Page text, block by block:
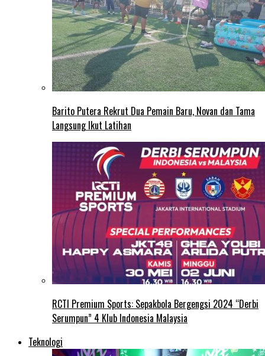
Barito Putera Rekrut Dua Pemain Baru, Novan dan Tama
Langsung Ikut Latihan
RCTI Premium Sports: Sepakbola Bergengsi 2024 “Derbi
Serumpun” 4 Klub Indonesia Malaysia
Teknologi